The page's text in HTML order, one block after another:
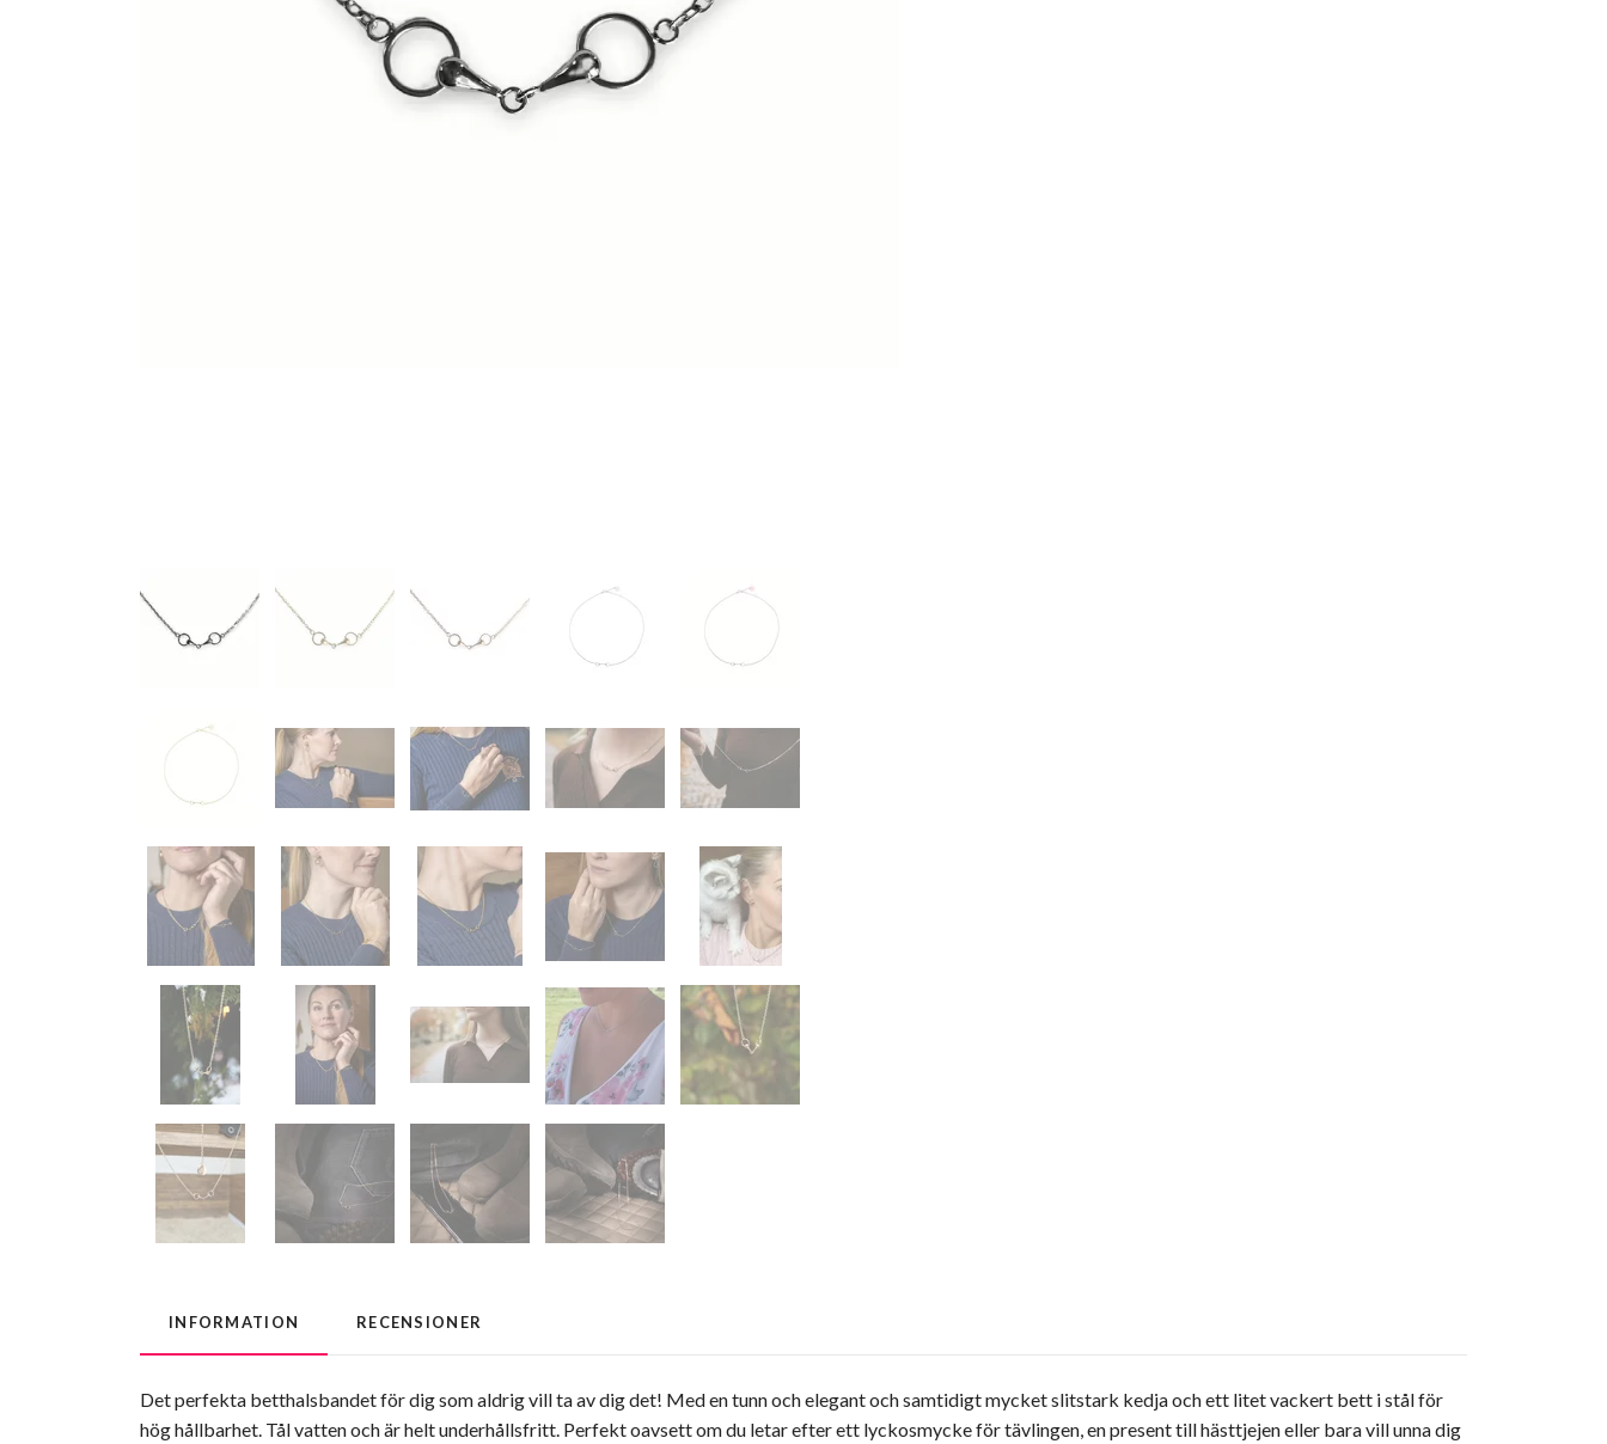
INFORMATION RECENSIONER
Det perfekta betthalsbandet för dig som aldrig vill ta av dig det! Med en tunn och elegant och samtidigt mycket slitstark kedja och ett litet vackert bett i stål för
hög hållbarhet. Tål vatten och är helt underhållsfritt. Perfekt oavsett om du letar efter ett lyckosmycke för tävlingen, en present till hästtjejen eller bara vill unna dig